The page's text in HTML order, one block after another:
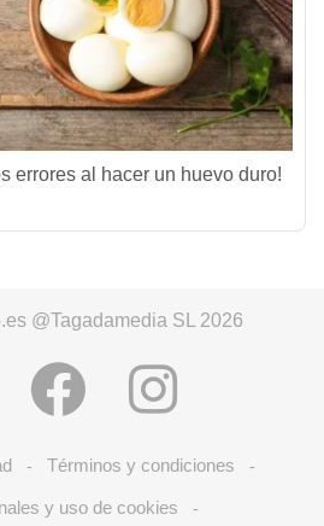
errores al hacer un huevo duro!
@Tagadamedia SL 2026
- Términos y condiciones -
y uso de cookies -